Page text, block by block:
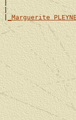
|
|                    |
_Marguerite